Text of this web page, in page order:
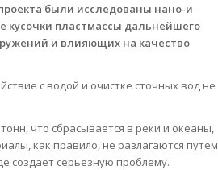
были исследованы нано-и
кусочки пластмассы дальнейшего
и влияющих на качество
с водой и очистке сточных вод не
что сбрасывается в реки и океаны,
как правило, не разлагаются путем
создает серьезную проблему.